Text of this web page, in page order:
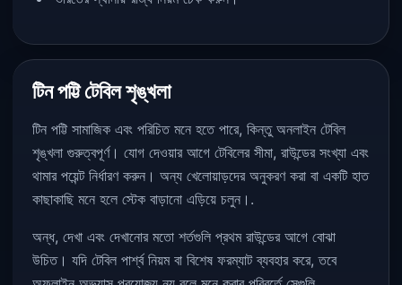
টিন পট্টি টেবিল শৃঙ্খলা
টিন পট্টি সামাজিক এবং পরিচিত মনে হতে পারে, কিন্তু অনলাইন টেবিল
শৃঙ্খলা গুরুত্বপূর্ণ। যোগ দেওয়ার আগে টেবিলের সীমা, রাউন্ডের সংখ্যা এবং
থামার পয়েন্ট নির্ধারণ করুন। অন্য খেলোয়াড়দের অনুকরণ করা বা একটি হাত
কাছাকাছি মনে হলে স্টেক বাড়ানো এড়িয়ে চলুন।.
অন্ধ, দেখা এবং দেখানোর মতো শর্তগুলি প্রথম রাউন্ডের আগে বোঝা
উচিত। যদি টেবিল পার্শ্ব নিয়ম বা বিশেষ ফরম্যাট ব্যবহার করে, তবে